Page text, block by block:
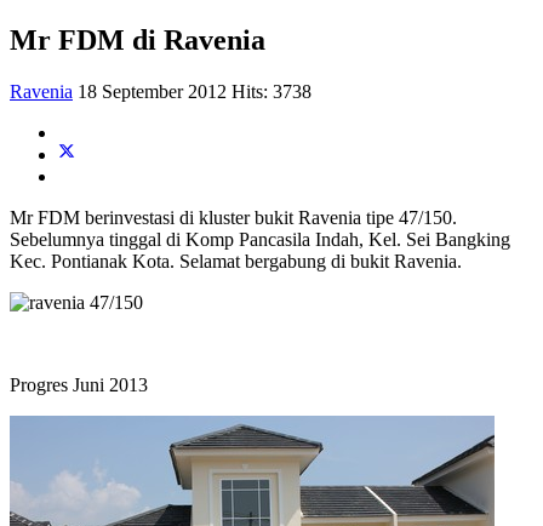
Mr FDM di Ravenia
Ravenia 18 September 2012 Hits: 3738
Mr FDM berinvestasi di kluster bukit Ravenia tipe 47/150.
Sebelumnya tinggal di Komp Pancasila Indah, Kel. Sei Bangking
Kec. Pontianak Kota. Selamat bergabung di bukit Ravenia.
Progres Juni 2013